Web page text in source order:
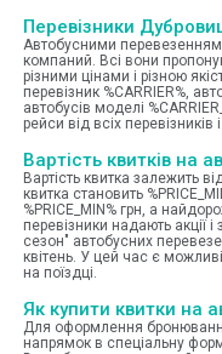
Перевізники
Автобусними
компаний. Всі вони
різними цінами і різною
перевізник %CARRIER%,
автобусів моделі
рейси від всіх
Вартість квитків на
Вартість квитка залежить
квитка становить
%PRICE_MIN% грн, а
перевізники надають акції
сезон" автобусних
квітень. У цей час є
на поїздці.
Як купити квитки на
Для оформлення
напрямок в спеціальну